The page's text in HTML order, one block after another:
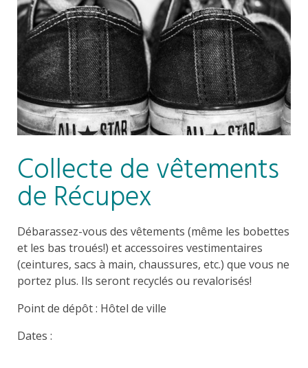
Collecte de vêtements
de Récupex
Débarassez-vous des vêtements (même les bobettes
et les bas troués!) et accessoires vestimentaires
(ceintures, sacs à main, chaussures, etc.) que vous ne
portez plus. Ils seront recyclés ou revalorisés!
Point de dépôt : Hôtel de ville
Dates :